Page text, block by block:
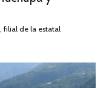
filial de la estatal